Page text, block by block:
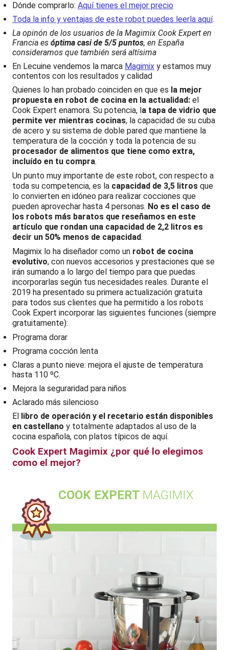
Dónde comprarlo: Aquí tienes el mejor precio
Toda la info y ventajas de este robot puedes leerla aquí.
La opinón de los usuarios de la Magimix Cook Expert en
Francia es óptima casi de 5/5 puntos, en España
consideramos que también será altísima
En Lecuine vendemos la marca Magimix y estamos muy
contentos con los resultados y calidad
Quienes lo han probado coinciden en que es la mejor
propuesta en robot de cocina en la actualidad: el
Cook Expert enamora. Su potencia, la tapa de vidrio que
permite ver mientras cocinas, la capacidad de su cuba
de acero y su sistema de doble pared que mantiene la
temperatura de la cocción y toda la potencia de su
procesador de alimentos que tiene como extra,
incluído en tu compra.
Un punto muy importante de este robot, con respecto a
toda su competencia, es la capacidad de 3,5 litros que
lo convierten en idóneo para realizar cocciones que
pueden aprovechar hasta 4 personas. No es el caso de
los robots más baratos que reseñamos en este
artículo que rondan una capacidad de 2,2 litros es
decir un 50% menos de capacidad.
Magimix lo ha diseñador como un robot de cocina
evolutivo, con nuevos accesorios y prestaciones que se
irán sumando a lo largo del tiempo para que puedas
incorporarlas según tus necesidades reales. Durante el
2019 ha presentado su primera actualización gratuita
para todos sus clientes que ha permitido a los robots
Cook Expert incorporar las siguientes funciones (siempre
gratuitamente):
Programa dorar
Programa cocción lenta
Claras a punto nieve: mejora el ajuste de temperatura
hasta 110 ºC.
Mejora la seguraridad para niños
Aclarado más silencioso
El libro de operación y el recetario están disponibles
en castellano y totalmente adaptados al uso de la
cocina española, con platos típicos de aquí.
Cook Expert Magimix ¿por qué lo elegimos
como el mejor?
COOK EXPERT MAGIMIX